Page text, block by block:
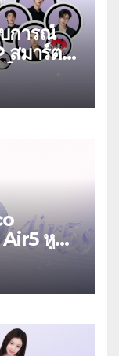
การณ์
สมาร์ต
น
5G
ยนนี้
หูฟัง
มระบบ
อนไม่ได้